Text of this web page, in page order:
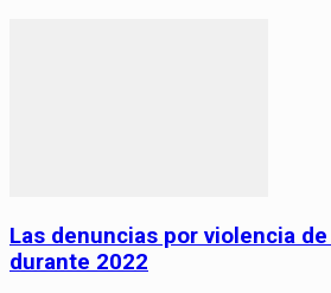
Las denuncias por violencia
durante 2022